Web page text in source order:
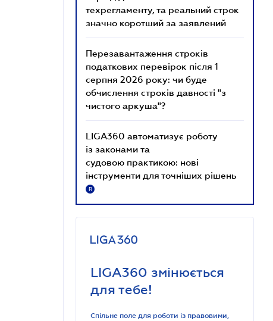
техрегламенту, та реальний строк
значно коротший за заявлений
Перезавантаження строків
податкових перевірок після 1
серпня 2026 року: чи буде
обчислення строків давності "з
чистого аркуша"?
LIGA360 автоматизує роботу
із законами та
судовою практикою: нові
інструменти для точніших рішень
R
LIGA360 змінюється
для тебе!
Спільне поле для роботи із правовими,